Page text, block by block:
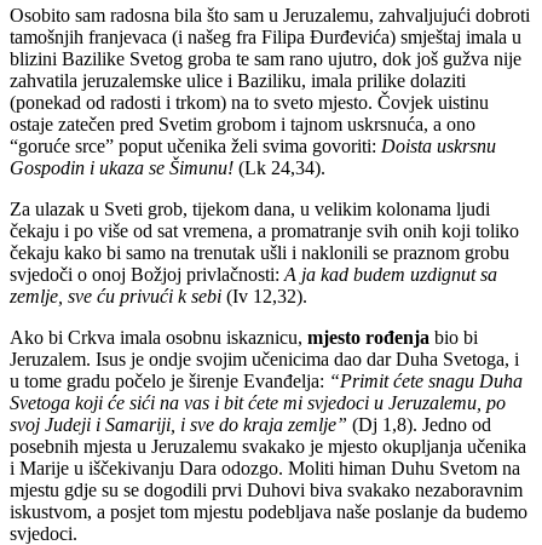
Osobito sam radosna bila što sam u Jeruzalemu, zahvaljujući dobroti
tamošnjih franjevaca (i našeg fra Filipa Đurđevića) smještaj imala u
blizini Bazilike Svetog groba te sam rano ujutro, dok još gužva nije
zahvatila jeruzalemske ulice i Baziliku, imala prilike dolaziti
(ponekad od radosti i trkom) na to sveto mjesto. Čovjek uistinu
ostaje zatečen pred Svetim grobom i tajnom uskrsnuća, a ono
“goruće srce” poput učenika želi svima govoriti: Doista uskrsnu
Gospodin i ukaza se Šimunu! (Lk 24,34).
Za ulazak u Sveti grob, tijekom dana, u velikim kolonama ljudi
čekaju i po više od sat vremena, a promatranje svih onih koji toliko
čekaju kako bi samo na trenutak ušli i naklonili se praznom grobu
svjedoči o onoj Božjoj privlačnosti: A ja kad budem uzdignut sa
zemlje, sve ću privući k sebi (Iv 12,32).
Ako bi Crkva imala osobnu iskaznicu, mjesto rođenja bio bi
Jeruzalem. Isus je ondje svojim učenicima dao dar Duha Svetoga, i
u tome gradu počelo je širenje Evanđelja: “Primit ćete snagu Duha
Svetoga koji će sići na vas i bit ćete mi svjedoci u Jeruzalemu, po
svoj Judeji i Samariji, i sve do kraja zemlje” (Dj 1,8). Jedno od
posebnih mjesta u Jeruzalemu svakako je mjesto okupljanja učenika
i Marije u iščekivanju Dara odozgo. Moliti himan Duhu Svetom na
mjestu gdje su se dogodili prvi Duhovi biva svakako nezaboravnim
iskustvom, a posjet tom mjestu podebljava naše poslanje da budemo
svjedoci.